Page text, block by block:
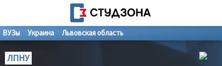
ВУЗы Украина Львовская область
ЛПНУ